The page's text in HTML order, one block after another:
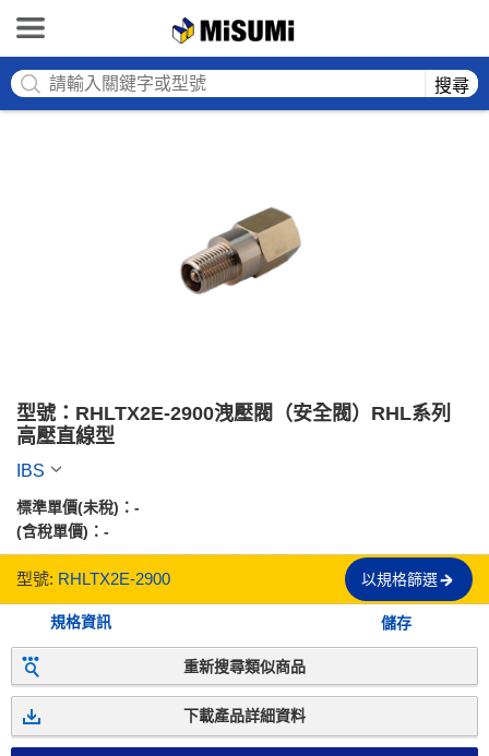
搜尋
型號：RHLTX2E-2900洩壓閥（安全閥）RHL系列
高壓直線型
IBS
標準單價(未稅)： -
(含稅單價)： -
型號: RHLTX2E-2900 以規格篩選
規格資訊 儲存
重新搜尋類似商品
下載產品詳細資料